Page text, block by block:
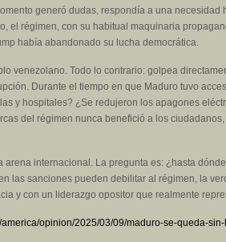
generó dudas, respondía a una
el régimen, con su habitual maquinaria
había abandonado su lucha democrática.
venezolano. Todo lo contrario: golpea
Durante el tiempo en que Maduro tuvo
y hospitales? ¿Se redujeron los apagones
del régimen nunca benefició a los
internacional. La pregunta es: ¿hasta
las sanciones pueden debilitar al régimen, la
y con un liderazgo opositor que realmente
america/opinion/2025/03/09/maduro-se-queda-